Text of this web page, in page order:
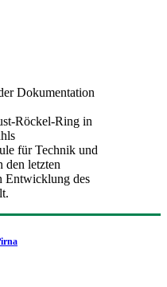
Dokumentation
Röckel-Ring in
für Technik und
letzten
Entwicklung des